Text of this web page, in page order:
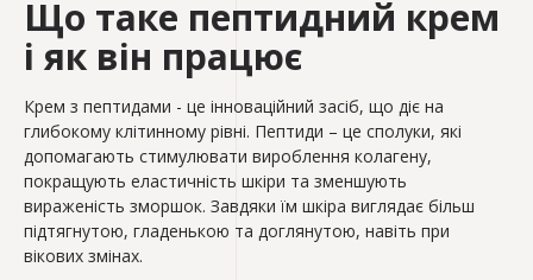
Що таке пептидний крем
і як він працює
Крем з пептидами - це інноваційний засіб, що діє на
глибокому клітинному рівні. Пептиди – це сполуки, які
допомагають стимулювати вироблення колагену,
покращують еластичність шкіри та зменшують
вираженість зморшок. Завдяки їм шкіра виглядає більш
підтягнутою, гладенькою та доглянутою, навіть при
вікових змінах.